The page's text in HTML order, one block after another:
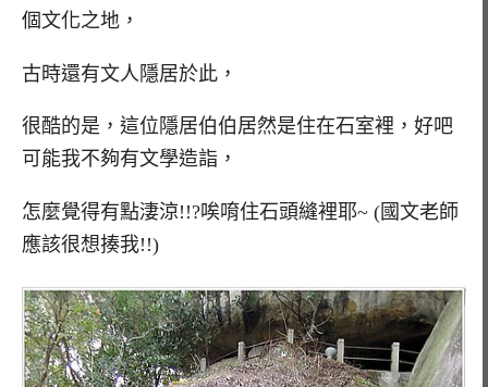
個文化之地，
古時還有文人隱居於此，
很酷的是，這位隱居伯伯居然是住在石室裡，好吧
可能我不夠有文學造詣，
怎麼覺得有點淒涼!!?唉唷住石頭縫裡耶~ (國文老師
應該很想揍我!!)